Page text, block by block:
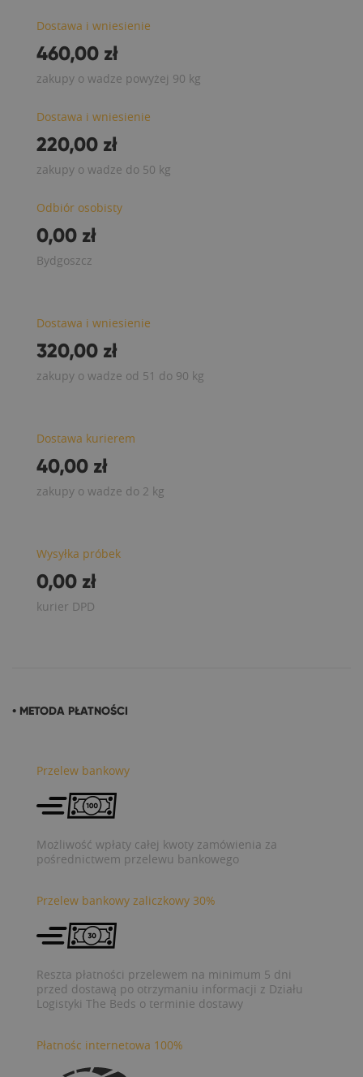
Dostawa i wniesienie
460,00 zł
zakupy o wadze powyżej 90 kg
Dostawa i wniesienie
220,00 zł
zakupy o wadze do 50 kg
Odbiór osobisty
0,00 zł
Bydgoszcz
Dostawa i wniesienie
320,00 zł
zakupy o wadze od 51 do 90 kg
Dostawa kurierem
40,00 zł
zakupy o wadze do 2 kg
Wysyłka próbek
0,00 zł
kurier DPD
• METODA PŁATNOŚCI
Przelew bankowy
Możliwość wpłaty całej kwoty zamówienia za
pośrednictwem przelewu bankowego
Przelew bankowy zaliczkowy 30%
Reszta płatności przelewem na minimum 5 dni
przed dostawą po otrzymaniu informacji z Działu
Logistyki The Beds o terminie dostawy
Płatnośc internetowa 100%